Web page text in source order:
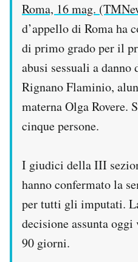
SHOP
CALENDARIO
AREA PERSONALE
Area Personale
Notifiche mobile
Regala il Post
Hai bisogno di aiuto?
Roma, 16 mag.
d’appello di Roma ha
di primo grado per il
abusi sessuali a
Rignano Flaminio,
materna Olga Rovere.
cinque persone.
I giudici della III
hanno confermato la
per tutti gli imputati.
decisione assunta
90 giorni.